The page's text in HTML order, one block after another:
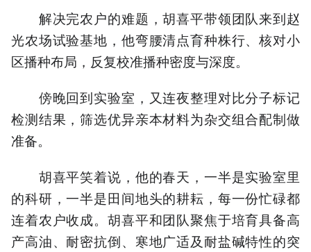
解决完农户的难题，胡喜平带领团队来到赵
光农场试验基地，他弯腰清点育种株行、核对小
区播种布局，反复校准播种密度与深度。
傍晚回到实验室，又连夜整理对比分子标记
检测结果，筛选优异亲本材料为杂交组合配制做
准备。
胡喜平笑着说，他的春天，一半是实验室里
的科研，一半是田间地头的耕耘，每一份忙碌都
连着农户收成。胡喜平和团队聚焦于培育具备高
产高油、耐密抗倒、寒地广适及耐盐碱特性的突